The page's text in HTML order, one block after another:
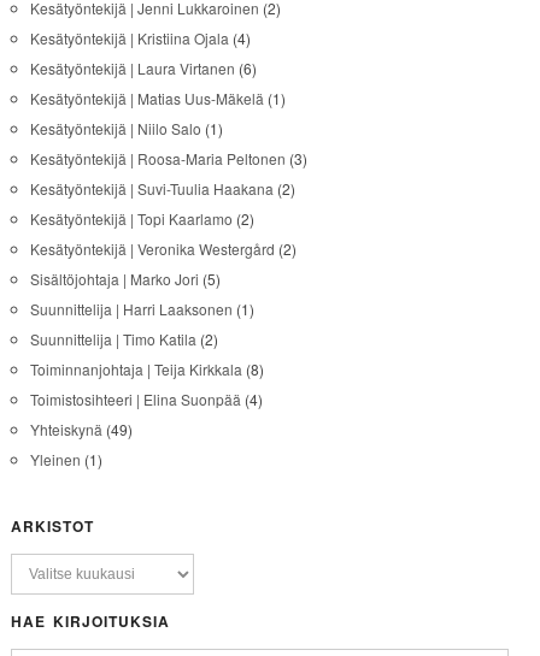
Kesätyöntekijä | Jenni Lukkaroinen (2)
Kesätyöntekijä | Kristiina Ojala (4)
Kesätyöntekijä | Laura Virtanen (6)
Kesätyöntekijä | Matias Uus-Mäkelä (1)
Kesätyöntekijä | Niilo Salo (1)
Kesätyöntekijä | Roosa-Maria Peltonen (3)
Kesätyöntekijä | Suvi-Tuulia Haakana (2)
Kesätyöntekijä | Topi Kaarlamo (2)
Kesätyöntekijä | Veronika Westergård (2)
Sisältöjohtaja | Marko Jori (5)
Suunnittelija | Harri Laaksonen (1)
Suunnittelija | Timo Katila (2)
Toiminnanjohtaja | Teija Kirkkala (8)
Toimistosihteeri | Elina Suonpää (4)
Yhteiskynä (49)
Yleinen (1)
ARKISTOT
HAE KIRJOITUKSIA